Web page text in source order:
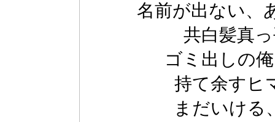
名前が出ない、
共白髪真
ゴミ出しの
持て余すヒ
まだいける